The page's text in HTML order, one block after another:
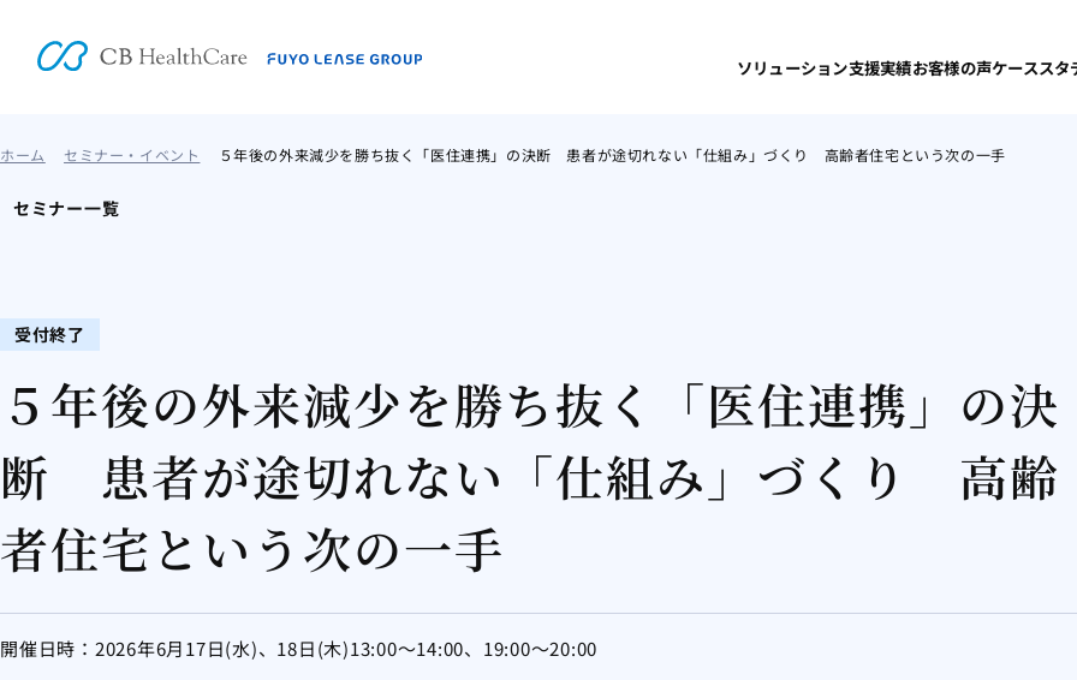
ソリューション支援実績お客様の声ケーススタ
ホーム セミナー・イベント ５年後の外来減少を勝ち抜く「医住連携」の決断 患者が途切れない「仕組み」づくり 高齢者住宅という次の一手
セミナー一覧
受付終了
５年後の外来減少を勝ち抜く「医住連携」の決
断 患者が途切れない「仕組み」づくり 高齢
者住宅という次の一手
開催日時：2026年6月17日(水)、18日(木)13:00～14:00、19:00～20:00